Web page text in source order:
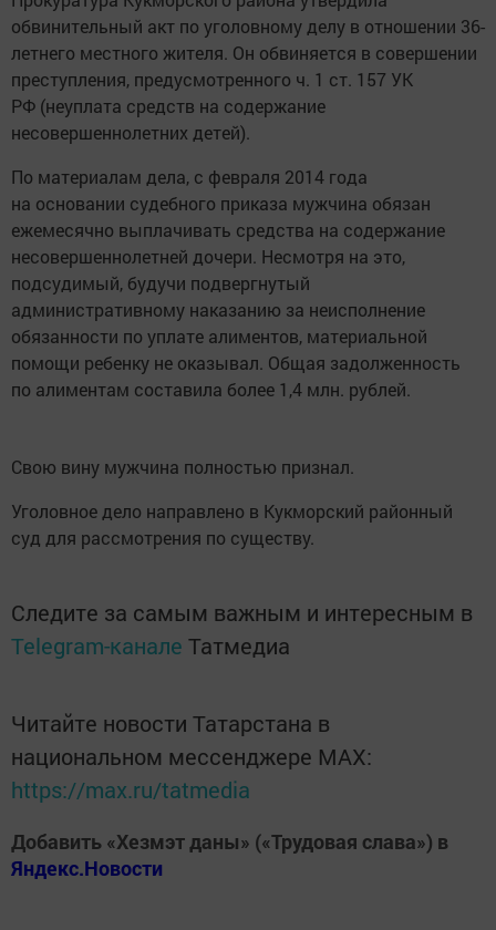
обвинительный акт по уголовному делу в отношении 36-
летнего местного жителя. Он обвиняется в совершении
преступления, предусмотренного ч. 1 ст. 157 УК
РФ (неуплата средств на содержание
несовершеннолетних детей).
По материалам дела, с февраля 2014 года
на основании судебного приказа мужчина обязан
ежемесячно выплачивать средства на содержание
несовершеннолетней дочери. Несмотря на это,
подсудимый, будучи подвергнутый
административному наказанию за неисполнение
обязанности по уплате алиментов, материальной
помощи ребенку не оказывал. Общая задолженность
по алиментам составила более 1,4 млн. рублей.
Свою вину мужчина полностью признал.
Уголовное дело направлено в Кукморский районный
суд для рассмотрения по существу.
Следите за самым важным и интересным в
Telegram-канале Татмедиа
Читайте новости Татарстана в
национальном мессенджере MАХ:
https://max.ru/tatmedia
Добавить «Хезмэт даны» («Трудовая слава») в
Яндекс.Новости